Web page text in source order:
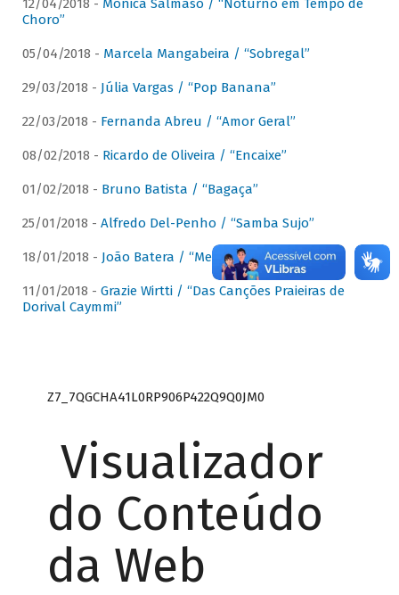
12/04/2018 - Mônica Salmaso / “Noturno em Tempo de
Choro”
05/04/2018 - Marcela Mangabeira / “Sobregal”
29/03/2018 - Júlia Vargas / “Pop Banana”
22/03/2018 - Fernanda Abreu / “Amor Geral”
08/02/2018 - Ricardo de Oliveira / “Encaixe”
01/02/2018 - Bruno Batista / “Bagaça”
25/01/2018 - Alfredo Del-Penho / “Samba Sujo”
18/01/2018 - João Batera / “Meu Pandeiro”
11/01/2018 - Grazie Wirtti / “Das Canções Praieiras de
Dorival Caymmi”
Z7_7QGCHA41L0RP906P422Q9Q0JM0
Visualizador
do Conteúdo
da Web